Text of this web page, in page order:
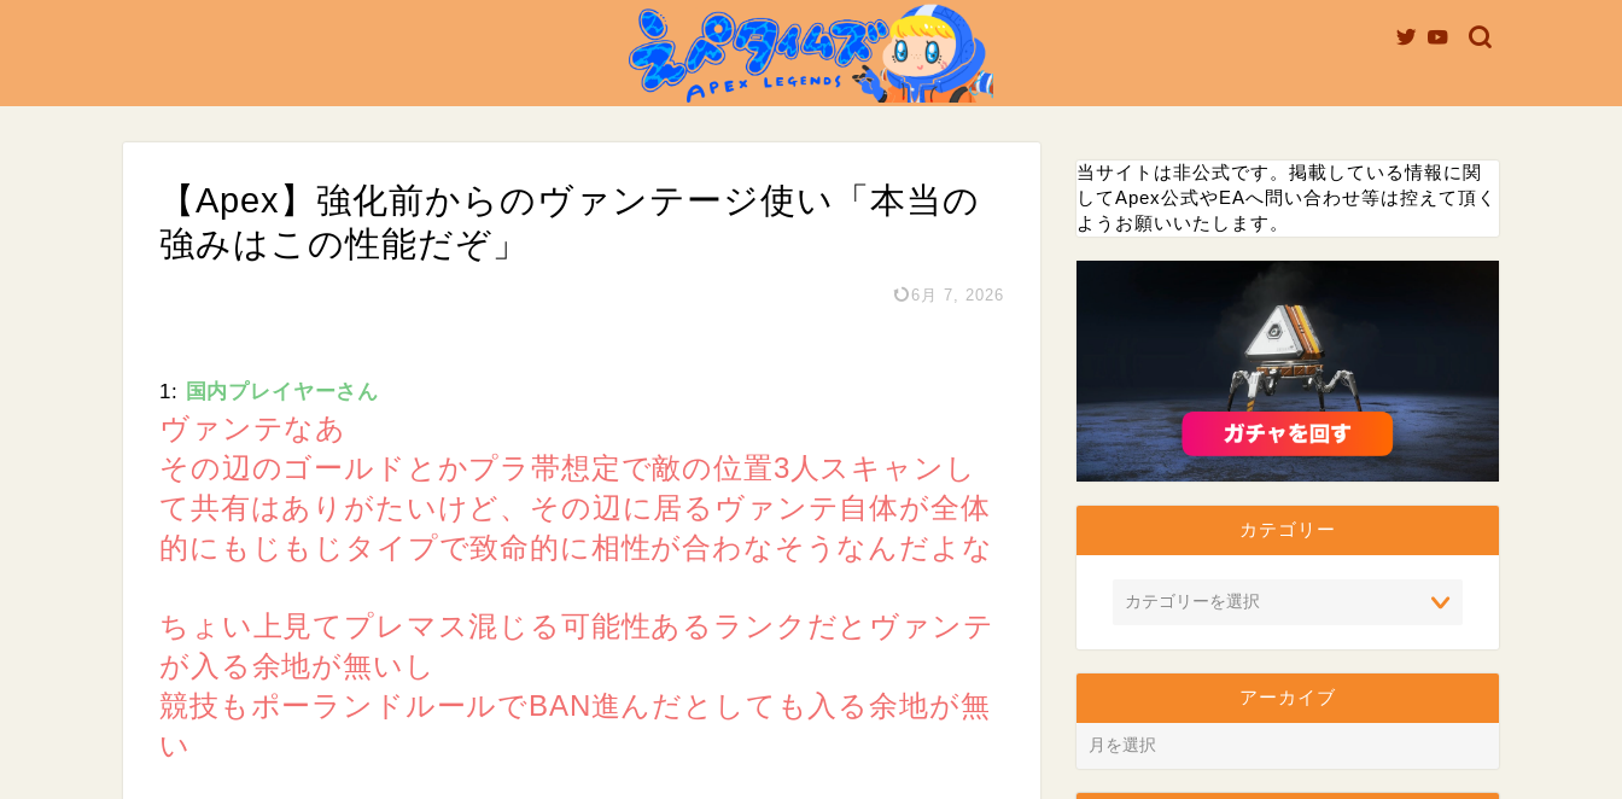
【Apex】強化前からのヴァンテージ使い「本当の
強みはこの性能だぞ」
6月 7, 2026
1: 国内プレイヤーさん
ヴァンテなあ
その辺のゴールドとかプラ帯想定で敵の位置3人スキャンし
て共有はありがたいけど、その辺に居るヴァンテ自体が全体
的にもじもじタイプで致命的に相性が合わなそうなんだよな
ちょい上見てプレマス混じる可能性あるランクだとヴァンテ
が入る余地が無いし
競技もポーランドルールでBAN進んだとしても入る余地が無
い
当サイトは非公式です。掲載している情報に関
してApex公式やEAへ問い合わせ等は控えて頂く
ようお願いいたします。
カテゴリー
アーカイブ